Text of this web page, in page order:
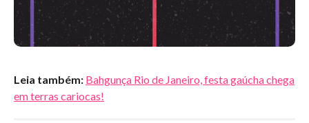
Leia também: Bahgunça Rio de Janeiro, festa gaúcha chega
em terras cariocas!